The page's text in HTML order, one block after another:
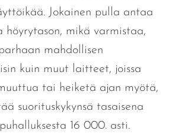
. Jokainen pulla antaa
höyrytason, mikä varmistaa,
mahdollisen
kuin muut laitteet, joissa
tai heiketä ajan myötä,
suorituskykynsä tasaisena
16 000. asti.